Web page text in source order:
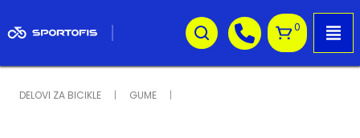
0
DELOVI ZA BICIKLE GUME